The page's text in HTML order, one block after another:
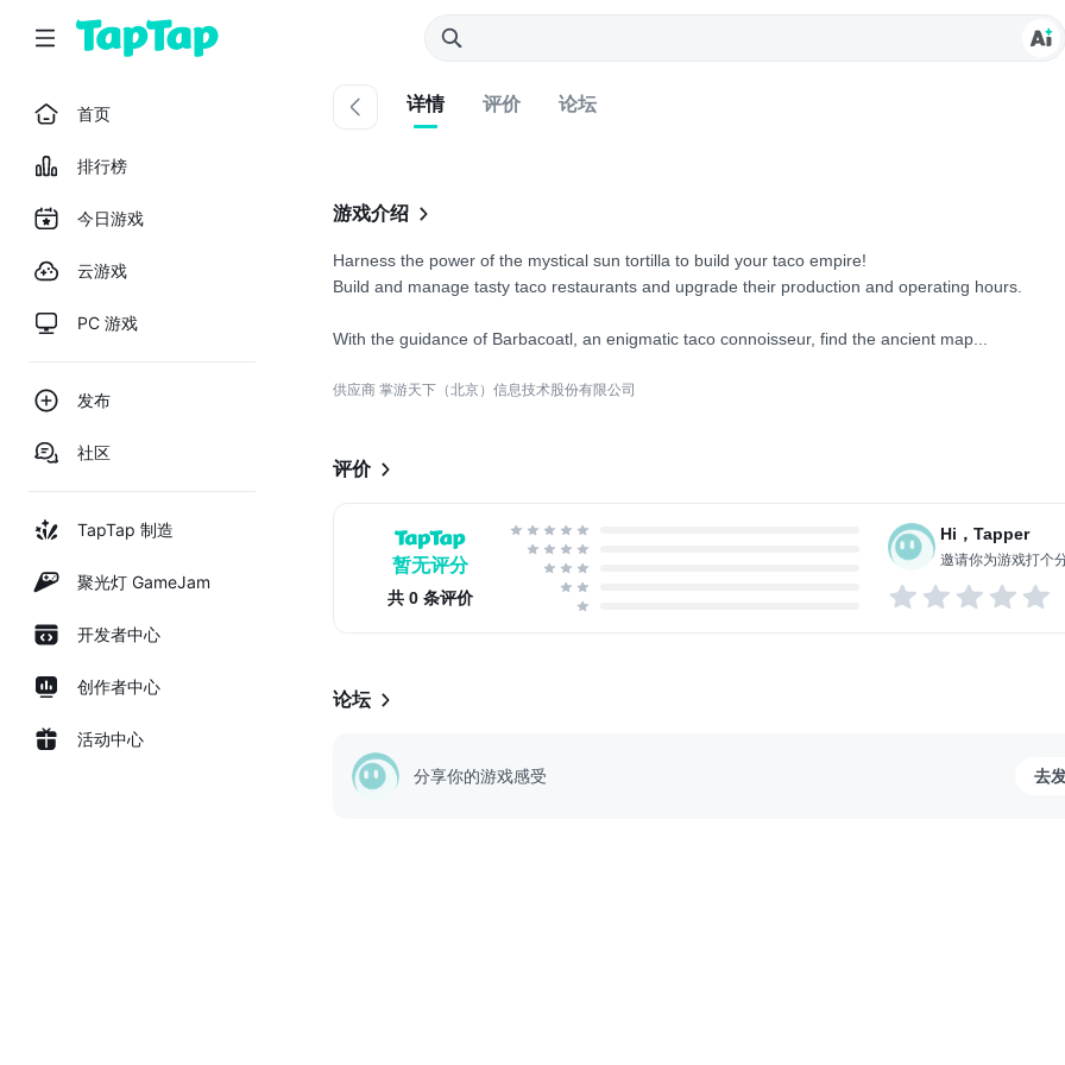
首页
排行榜
今日游戏
云游戏
PC 游戏
发布
社区
TapTap 制造
聚光灯 GameJam
开发者中心
创作者中心
活动中心
详情 评价 论坛
游戏介绍
Harness the power of the mystical sun tortilla to build your taco empire!
Build and manage tasty taco restaurants and upgrade their production and operating hours.
With the guidance of Barbacoatl, an enigmatic taco connoisseur, find the ancient map...
供应商 掌游天下（北京）信息技术股份有限公司
评价
暂无评分
共 0 条评价
Hi，Tapper
邀请你为游戏打个
论坛
分享你的游戏感受 去